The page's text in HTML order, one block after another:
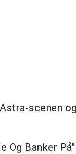
scenen
Og Banker